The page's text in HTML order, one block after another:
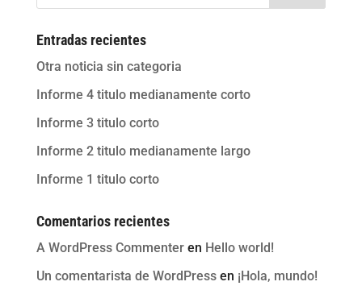
Entradas recientes
Otra noticia sin categoria
Informe 4 titulo medianamente corto
Informe 3 titulo corto
Informe 2 titulo medianamente largo
Informe 1 titulo corto
Comentarios recientes
A WordPress Commenteren Hello world!
Un comentarista de WordPressen ¡Hola, mundo!